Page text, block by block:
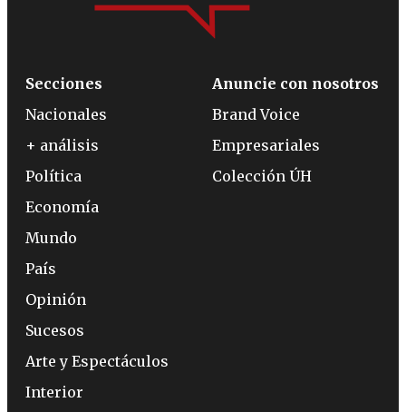
Secciones
Nacionales
+ análisis
Política
Economía
Mundo
País
Opinión
Sucesos
Arte y Espectáculos
Interior
Anuncie con nosotros
Brand Voice
Empresariales
Colección ÚH